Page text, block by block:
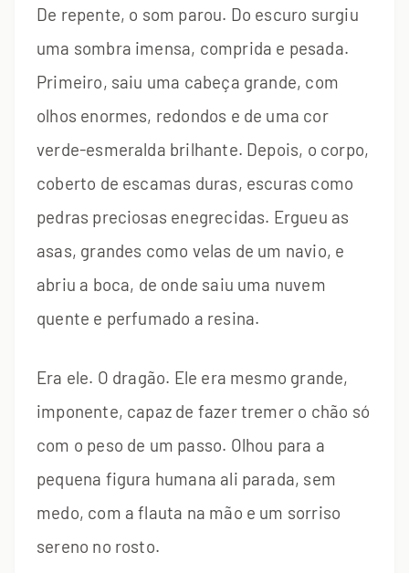
De repente, o som parou. Do escuro surgiu
uma sombra imensa, comprida e pesada.
Primeiro, saiu uma cabeça grande, com
olhos enormes, redondos e de uma cor
verde-esmeralda brilhante. Depois, o corpo,
coberto de escamas duras, escuras como
pedras preciosas enegrecidas. Ergueu as
asas, grandes como velas de um navio, e
abriu a boca, de onde saiu uma nuvem
quente e perfumado a resina.
Era ele. O dragão. Ele era mesmo grande,
imponente, capaz de fazer tremer o chão só
com o peso de um passo. Olhou para a
pequena figura humana ali parada, sem
medo, com a flauta na mão e um sorriso
sereno no rosto.